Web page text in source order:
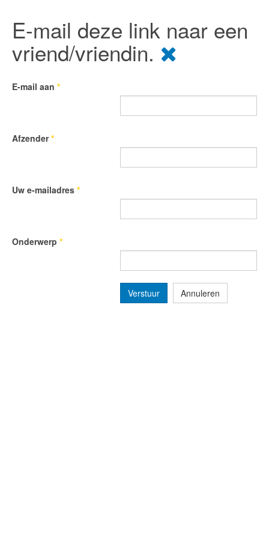
E-mail deze link naar een
vriend/vriendin.
E-mail aan *
Afzender*
Uw e-mailadres *
Onderwerp *
Verstuur Annuleren